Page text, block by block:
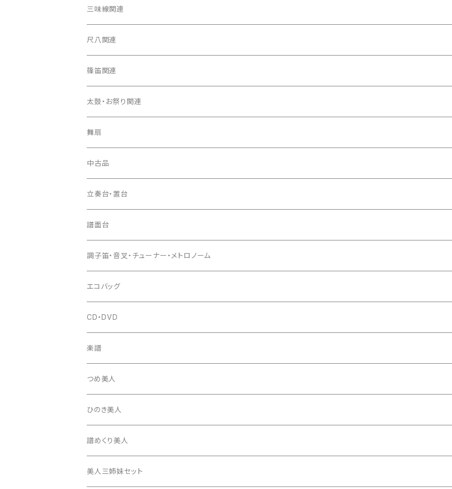
箏（本体）
箏カバー
箏袋
口前袋・尾布
爪・爪輪
爪入
爪駒入
猫足入
爪ばさみ
箏柱
柱入
平柱入
三角柱入
琴台
13絃用琴台（低）
13絃用琴台（高）
桐柱箱
消音フェルト
三味線関連
三味線（本体）
三味線ケース
長トランク・三ツ折トランク
ソフトケース
雨用カバー
長袋・三ツ組袋・胴袋
胴掛
根緒
糸
(丸三) 寿糸
はつね糸
駒
地唄駒
長唄駒
糸駒入
爪駒入
撥入
一丁撥入
三角撥入（ファスナー式）
撥
長唄・民謡撥
地唄撥
撥さや
撥滑り止めゴム
ひざゴム・胴ゴム・おひざもと
尺八関連
尺八（本体）
尺八袋
歌口キャップ
つゆ切り
篠笛関連
篠笛（本体）
お祭り用６穴
お祭り用７穴
篠笛袋
太鼓・お祭り関連
太鼓（本体）
太鼓撥
手拍子（チャンチャン）
当り鉦
シュモク（当り鉦バチ）
舞扇
中古品
箏（本体）
三味線（本体）
立奏台・置台
譜面台
座奏用譜面台
立奏用譜面台
調子笛・音叉・チューナー・メトロノーム
調子笛・音叉
チューナー・メトロノーム
エコバッグ
CD・DVD
楽譜
つめ美人
ひのき美人
譜めくり美人
美人三姉妹セット